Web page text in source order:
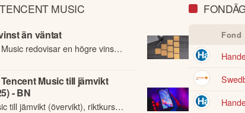
MUSIC
än väntat
redovisar en högre vinst
Music till jämvikt
- BN
till jämvikt (övervikt), riktkurs
Fond